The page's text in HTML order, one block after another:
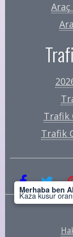
Merhaba ben
Kaza kusur
Araç
Trafik
Trafik